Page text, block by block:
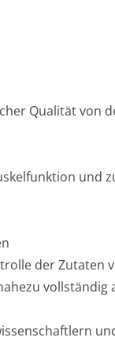
Qualität von
und
der Zutaten
vollständig